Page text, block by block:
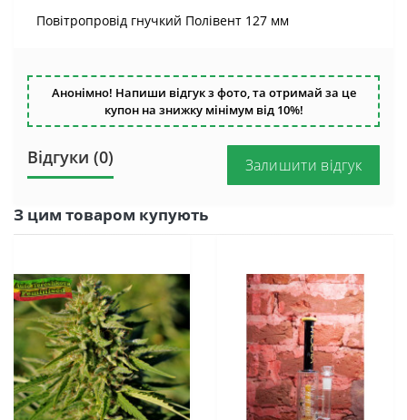
Повітропровід гнучкий Полівент 127 мм
Анонімно! Напиши відгук з фото, та отримай за це
купон на знижку мінімум від 10%!
Відгуки (0) Залишити відгук
З цим товаром купують